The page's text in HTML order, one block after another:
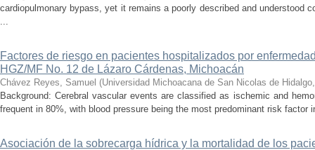
cardiopulmonary bypass, yet it remains a poorly described and understood
...
Factores de riesgo en pacientes hospitalizados por
HGZ/MF No. 12 de Lázaro Cárdenas, Michoacán
Chávez Reyes, Samuel (Universidad Michoacana de San Nicolas de Hidalgo
Background: Cerebral vascular events are classified as ischemic and
frequent in 80%, with blood pressure being the most predominant risk factor
Asociación de la sobrecarga hídrica y la mortalidad de los